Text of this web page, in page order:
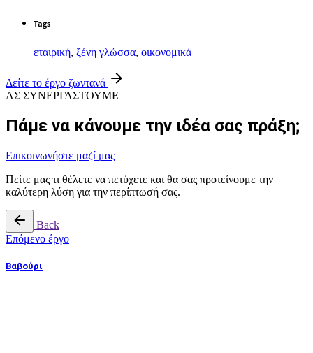
Tags
εταιρική, ξένη γλώσσα, οικονομικά
Δείτε το έργο ζωντανά
ΑΣ ΣΥΝΕΡΓΑΣΤΟΥΜΕ
Πάμε να κάνουμε την ιδέα σας πράξη;
Επικοινωνήστε μαζί μας
Πείτε μας τι θέλετε να πετύχετε και θα σας προτείνουμε την
καλύτερη λύση για την περίπτωσή σας.
Back
Επόμενο έργο
Βαβούρι